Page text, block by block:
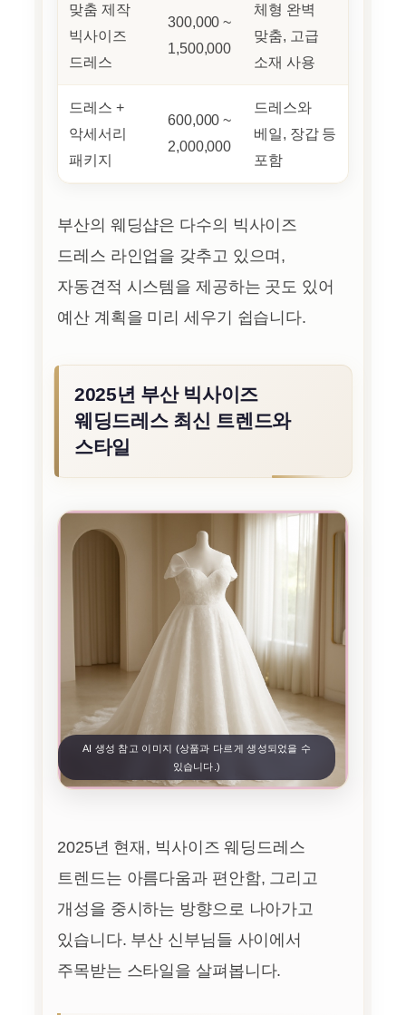
맞춤 제작
빅사이즈
드레스
300,000 ~
1,500,000
체형 완벽
맞춤, 고급
소재 사용
드레스 +
악세서리
패키지
600,000 ~
2,000,000
드레스와
베일, 장갑 등
포함
부산의 웨딩샵은 다수의 빅사이즈
드레스 라인업을 갖추고 있으며,
자동견적 시스템을 제공하는 곳도 있어
예산 계획을 미리 세우기 쉽습니다.
2025년 부산 빅사이즈
웨딩드레스 최신 트렌드와
스타일
AI 생성 참고 이미지 (상품과 다르게 생성되었을 수
있습니다.)
2025년 현재, 빅사이즈 웨딩드레스
트렌드는 아름다움과 편안함, 그리고
개성을 중시하는 방향으로 나아가고
있습니다. 부산 신부님들 사이에서
주목받는 스타일을 살펴봅니다.